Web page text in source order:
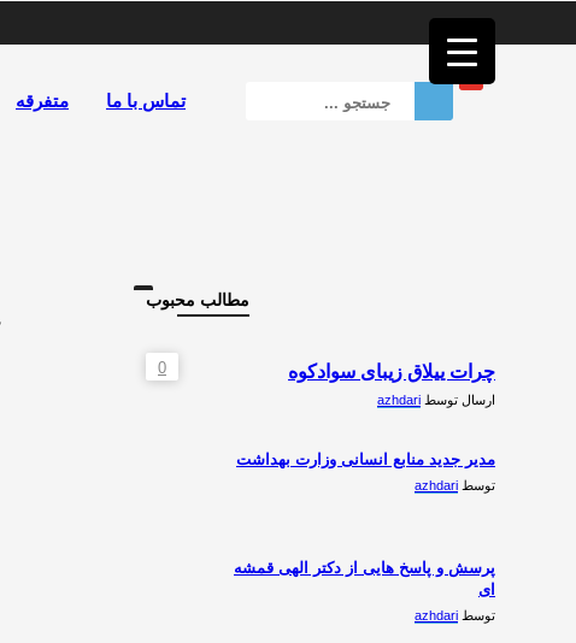
متفرقه تماس با ما
مطالب محبوب
0 چرات ییلاق زیبای سوادکوه
ارسال توسط azhdari
مدیر جدید منابع انسانی وزارت بهداشت
توسط azhdari
پرسش و پاسخ هایی از دکتر الهی قمشه
ای
توسط azhdari